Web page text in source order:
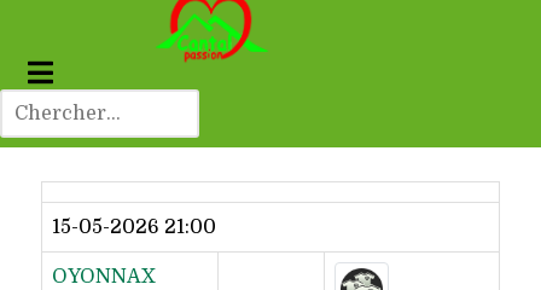
Dernier résultat
15-05-2026 21:00
OYONNAX